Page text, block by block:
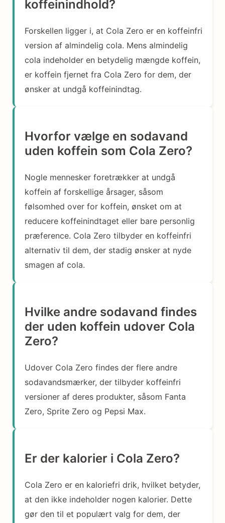
koffeinindhold?
Forskellen ligger i, at Cola Zero er en koffeinfri
version af almindelig cola. Mens almindelig
cola indeholder en betydelig mængde koffein,
er koffein fjernet fra Cola Zero for dem, der
ønsker at undgå koffeinindtag.
Hvorfor vælge en sodavand
uden koffein som Cola Zero?
Nogle mennesker foretrækker at undgå
koffein af forskellige årsager, såsom
følsomhed over for koffein, ønsket om at
reducere koffeinindtaget eller bare personlig
præference. Cola Zero tilbyder en koffeinfri
alternativ til dem, der stadig ønsker at nyde
smagen af cola.
Hvilke andre sodavand findes
der uden koffein udover Cola
Zero?
Udover Cola Zero findes der flere andre
sodavandsmærker, der tilbyder koffeinfri
versioner af deres produkter, såsom Fanta
Zero, Sprite Zero og Pepsi Max.
Er der kalorier i Cola Zero?
Cola Zero er en kaloriefri drik, hvilket betyder,
at den ikke indeholder nogen kalorier. Dette
gør den til et populært valg for dem, der